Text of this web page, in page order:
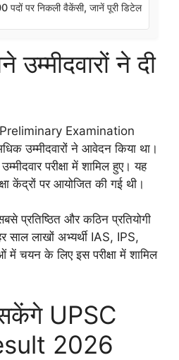
पदों पर निकली वैकेंसी, जानें पूरी डिटेल
ने दी
Examination
उम्मीदवारों ने आवेदन किया था।
परीक्षा में शामिल हुए। यह
केंद्रों पर आयोजित की गई थी।
प्रतिष्ठित और कठिन प्रतियोगी
साल लाखों अभ्यर्थी IAS, IPS,
चयन के लिए इस परीक्षा में शामिल
UPSC
2026